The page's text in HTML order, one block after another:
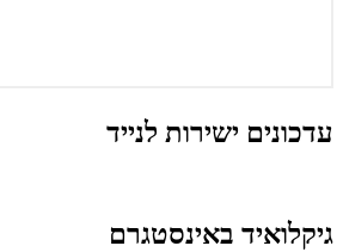
עדכונים ישירות לנייד
גיקלואיד באינסטגרם